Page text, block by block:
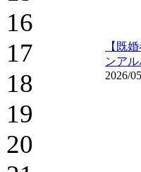
16
17
18
19
20
【既
ンア
2026/